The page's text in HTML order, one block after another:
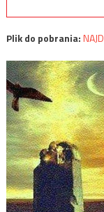
Plik do pobrania: